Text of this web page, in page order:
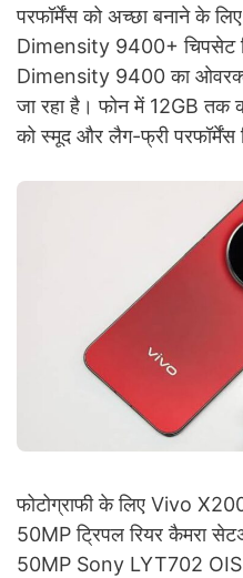
परफॉर्मेंस को अच्छा बनाने के
Dimensity 9400+ चिपसेट
Dimensity 9400 का
जा रहा है। फोन में 12GB तक
को स्मूद और लैग-फ्री परफॉर्मेंस
फोटोग्राफी के लिए Vivo
50MP ट्रिपल रियर कैमरा
50MP Sony LYT702 OIS